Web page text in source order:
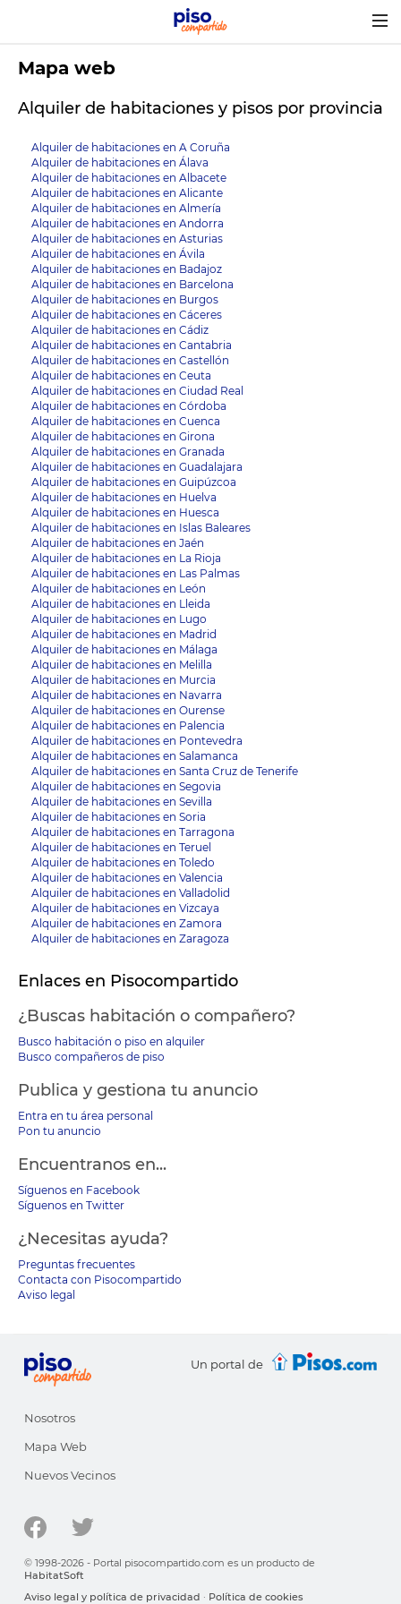
Mapa web
Alquiler de habitaciones y pisos por provincia
Alquiler de habitaciones en A Coruña
Alquiler de habitaciones en Álava
Alquiler de habitaciones en Albacete
Alquiler de habitaciones en Alicante
Alquiler de habitaciones en Almería
Alquiler de habitaciones en Andorra
Alquiler de habitaciones en Asturias
Alquiler de habitaciones en Ávila
Alquiler de habitaciones en Badajoz
Alquiler de habitaciones en Barcelona
Alquiler de habitaciones en Burgos
Alquiler de habitaciones en Cáceres
Alquiler de habitaciones en Cádiz
Alquiler de habitaciones en Cantabria
Alquiler de habitaciones en Castellón
Alquiler de habitaciones en Ceuta
Alquiler de habitaciones en Ciudad Real
Alquiler de habitaciones en Córdoba
Alquiler de habitaciones en Cuenca
Alquiler de habitaciones en Girona
Alquiler de habitaciones en Granada
Alquiler de habitaciones en Guadalajara
Alquiler de habitaciones en Guipúzcoa
Alquiler de habitaciones en Huelva
Alquiler de habitaciones en Huesca
Alquiler de habitaciones en Islas Baleares
Alquiler de habitaciones en Jaén
Alquiler de habitaciones en La Rioja
Alquiler de habitaciones en Las Palmas
Alquiler de habitaciones en León
Alquiler de habitaciones en Lleida
Alquiler de habitaciones en Lugo
Alquiler de habitaciones en Madrid
Alquiler de habitaciones en Málaga
Alquiler de habitaciones en Melilla
Alquiler de habitaciones en Murcia
Alquiler de habitaciones en Navarra
Alquiler de habitaciones en Ourense
Alquiler de habitaciones en Palencia
Alquiler de habitaciones en Pontevedra
Alquiler de habitaciones en Salamanca
Alquiler de habitaciones en Santa Cruz de Tenerife
Alquiler de habitaciones en Segovia
Alquiler de habitaciones en Sevilla
Alquiler de habitaciones en Soria
Alquiler de habitaciones en Tarragona
Alquiler de habitaciones en Teruel
Alquiler de habitaciones en Toledo
Alquiler de habitaciones en Valencia
Alquiler de habitaciones en Valladolid
Alquiler de habitaciones en Vizcaya
Alquiler de habitaciones en Zamora
Alquiler de habitaciones en Zaragoza
Enlaces en Pisocompartido
¿Buscas habitación o compañero?
Busco habitación o piso en alquiler
Busco compañeros de piso
Publica y gestiona tu anuncio
Entra en tu área personal
Pon tu anuncio
Encuentranos en...
Síguenos en Facebook
Síguenos en Twitter
¿Necesitas ayuda?
Preguntas frecuentes
Contacta con Pisocompartido
Aviso legal
Un portal de
Nosotros
Mapa Web
Nuevos Vecinos
© 1998-2026 - Portal pisocompartido.com es un producto de
HabitatSoft
Aviso legal y política de privacidad · Política de cookies